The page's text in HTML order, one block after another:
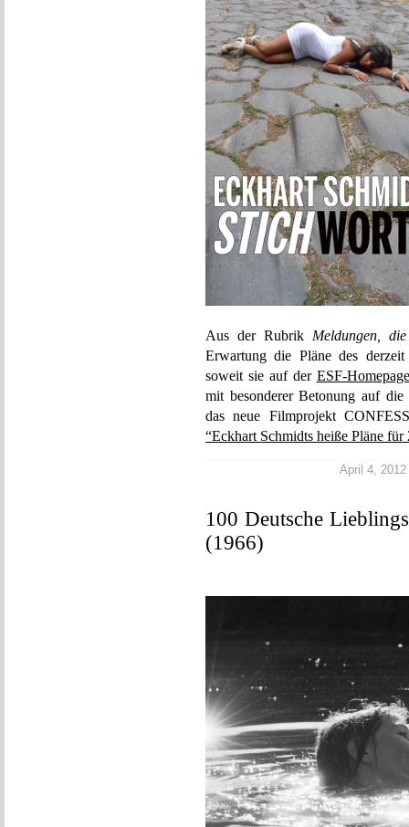
Aus der Rubrik Meldungen,
Erwartung die Pläne des
soweit sie auf der ESF-Homepage
mit besonderer Betonung auf
das neue Filmprojekt
“Eckhart Schmidts heiße Pläne für
April 4,
100 Deutsche
(1966)